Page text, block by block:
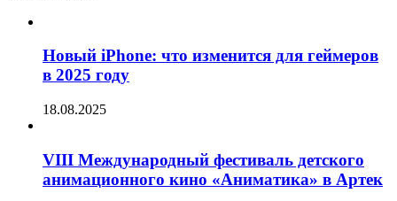
Новый iPhone: что изменится для геймеров
в 2025 году
18.08.2025
VIII Международный фестиваль детского
анимационного кино «Аниматика» в Артек